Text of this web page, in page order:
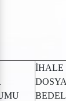
İHALE